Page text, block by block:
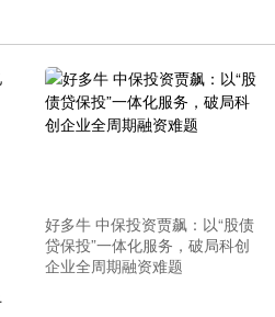
好多牛 中保投资贾飙：以“股债
贷保投”一体化服务，破局科创
企业全周期融资难题